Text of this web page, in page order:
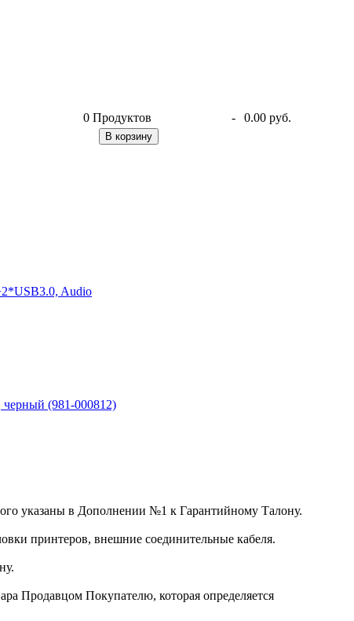
0 Продуктов - 0.00 руб.
В корзину
Audio
(981-000812)
указаны в Дополнении №1 к Гарантийному Талону.
принтеров, внешние соединительные кабеля.
Продавцом Покупателю, которая определяется